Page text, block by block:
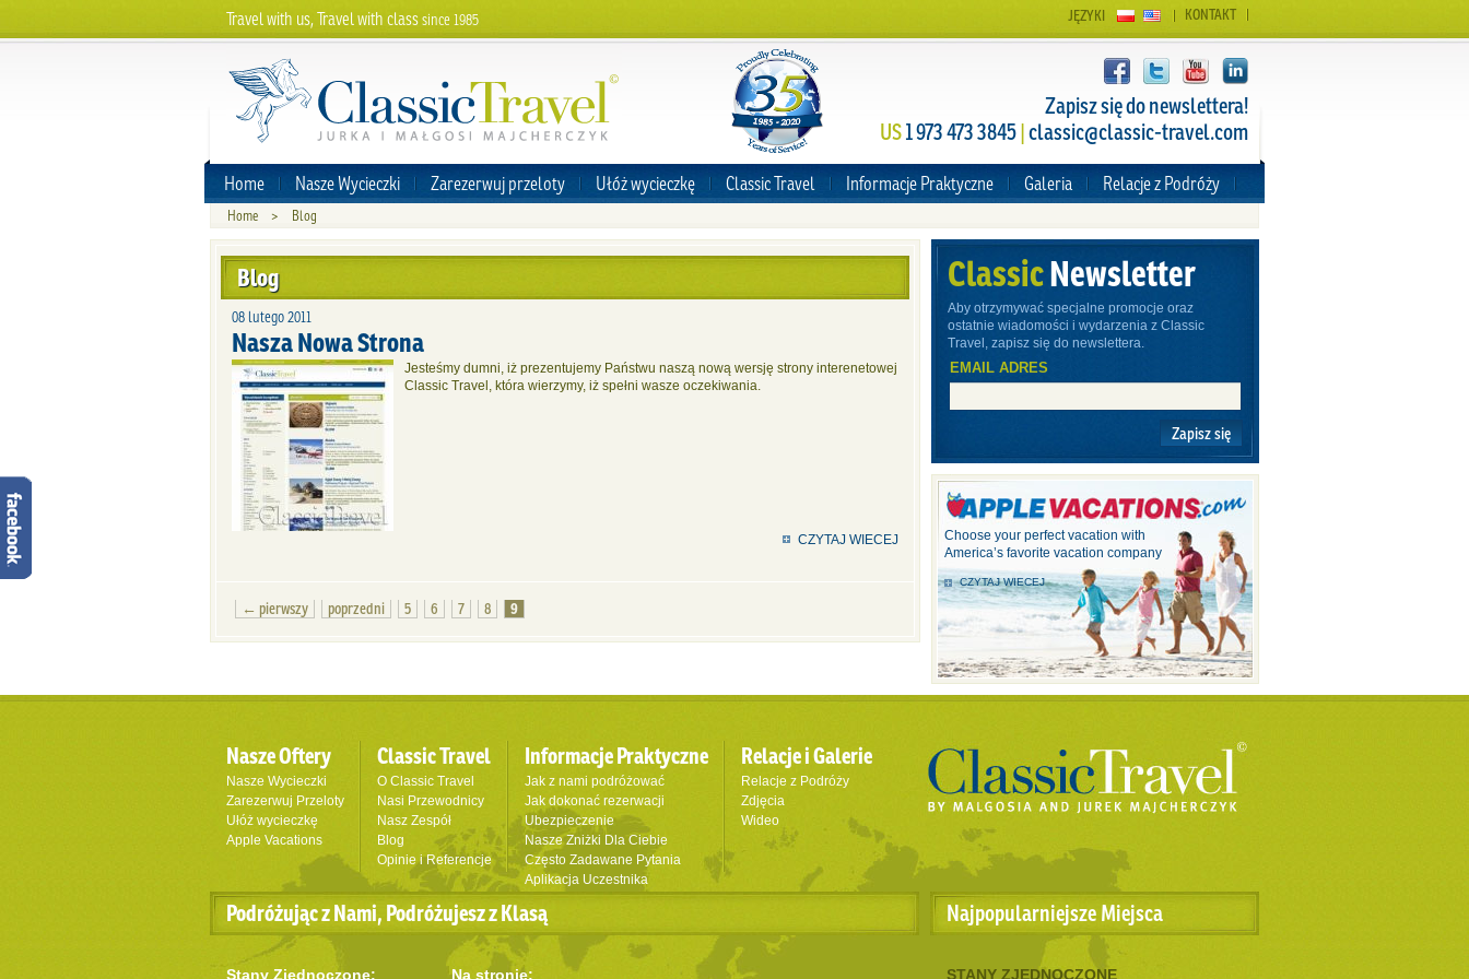
Travel with us, Travel with classsince 1985 KONTAKT
JĘZYKI
Zapisz się do newslettera!
US1 973 473 3845|classic@classic-travel.com
Home Nasze Wycieczki Zarezerwuj przeloty Ułóż wycieczkę Classic Travel Informacje Praktyczne Galeria Relacje z Podróży
Home > Blog
Blog
08 lutego 2011
Nasza Nowa Strona
Jesteśmy dumni, iż prezentujemy Państwu naszą nową wersję strony interenetowej
Classic Travel, która wierzymy, iż spełni wasze oczekiwania.
CZYTAJ WIECEJ
← pierwszy poprzedni 5 6 7 8 9
ClassicNewsletter
Aby otrzymywać specjalne promocje oraz
ostatnie wiadomości i wydarzenia z Classic
Travel, zapisz się do newslettera.
EMAIL ADRES
Zapisz się
Choose your perfect vacation with
America’s favorite vacation company
CZYTAJ WIECEJ
Nasze Oftery
Nasze Wycieczki
Zarezerwuj Przeloty
Ułóż wycieczkę
Apple Vacations
Classic Travel
O Classic Travel
Nasi Przewodnicy
Nasz Zespół
Blog
Opinie i Referencje
Informacje Praktyczne
Jak z nami podróżować
Jak dokonać rezerwacji
Ubezpieczenie
Nasze Zniżki Dla Ciebie
Często Zadawane Pytania
Aplikacja Uczestnika
Relacje i Galerie
Relacje z Podróży
Zdjęcia
Wideo
Podróżując z Nami, Podróżujesz z Klasą
Stany Zjednoczone: Na stronie:
Najpopularniejsze Miejsca
STANY ZJEDNOCZONE